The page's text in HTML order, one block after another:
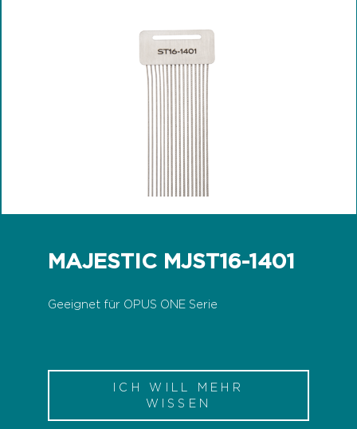
MAJESTIC MJST16-1401
Geeignet für OPUS ONE Serie
ICH WILL MEHR
WISSEN